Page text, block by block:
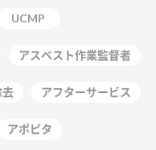
UCMP
アスベスト作業監督者
去 アフターサービス
アポピタ